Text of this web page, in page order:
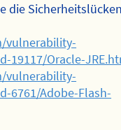
die
vulnerability-
19117/Oracle-
vulnerability-
6761/Adobe-Flash-